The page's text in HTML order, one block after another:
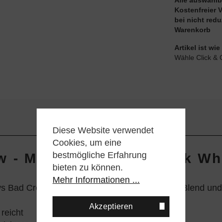
Kostenfreier
bei nicht
Warenkorb
Artikel ist wie
Wähle Click &
- Marvel X-Men - Black
Bad Crew Socke in komfortablen Baumwoll-Blend
Diese Website verwendet
Cookies, um eine
bestmögliche Erfahrung
bieten zu können.
Mehr Informationen ...
Akzeptieren